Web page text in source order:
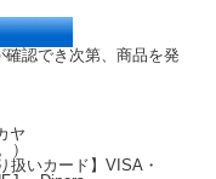
認でき次第、商品を発
ヤ
）
扱いカード】VISA・